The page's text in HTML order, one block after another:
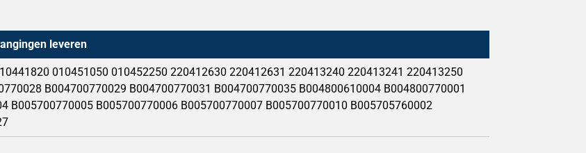
leveren
010451050 010452250 220412630 220412631 220413240 220413241 220413250
B004700770029 B004700770031 B004700770035 B004800610004 B004800770001
B005700770005 B005700770006 B005700770007 B005700770010 B005705760002